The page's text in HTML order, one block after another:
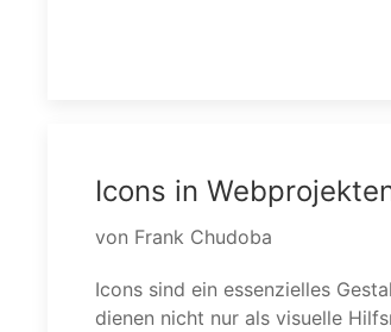
Icons in
von Frank Chudoba
Icons sind ein essenzielles
dienen nicht nur als visuelle
Vorteile von Icons: Visuelle
Inhalte und Funktionen, ohne